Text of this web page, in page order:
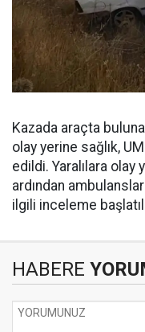
Kazada araçta
olay yerine sağlık,
edildi. Yaralılara olay
ardından
ilgili inceleme
HABERE